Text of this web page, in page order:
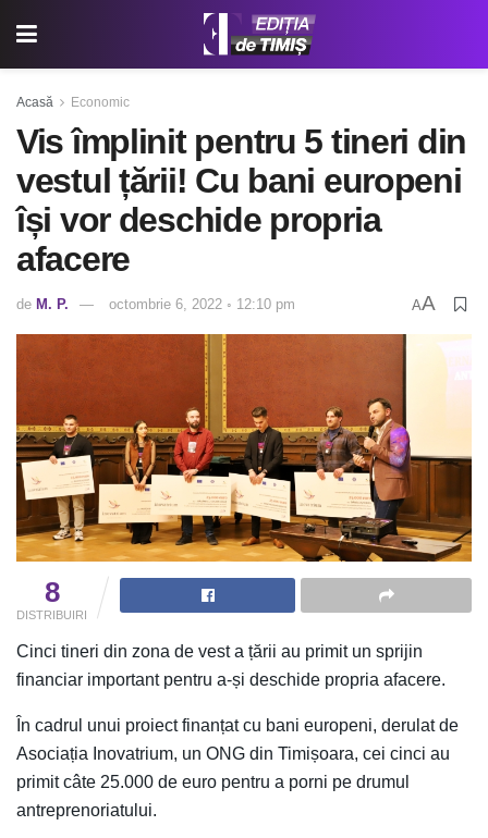
Acasă Economic
Vis împlinit pentru 5 tineri din
vestul țării! Cu bani europeni
își vor deschide propria
afacere
de M. P. octombrie 6, 2022 ◦ 12:10 pm AA
8
DISTRIBUIRI
Cinci tineri din zona de vest a țării au primit un sprijin
financiar important pentru a-și deschide propria afacere.
În cadrul unui proiect finanțat cu bani europeni, derulat de
Asociația Inovatrium, un ONG din Timișoara, cei cinci au
primit câte 25.000 de euro pentru a porni pe drumul
antreprenoriatului.